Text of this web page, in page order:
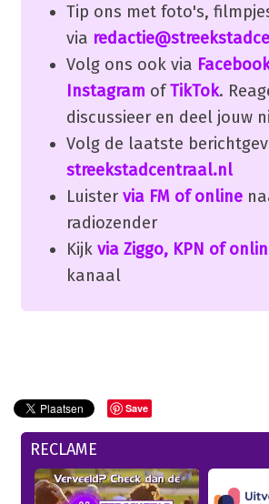
Tip ons met foto's,
via
Volg ons ook via
Instagram ofTikTok.
discussieer en deel jouw
Volg de laatste
streekstadcentraal.nl
Luister via FM of online
radiozender
Kijk via Ziggo, KPN of
kanaal
Save
RECLAME